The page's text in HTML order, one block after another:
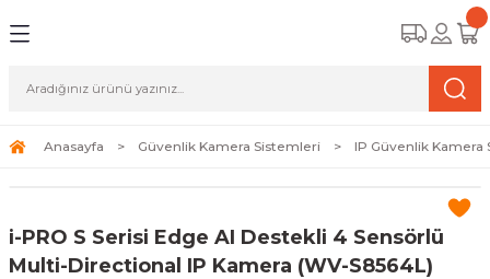
Sistemleri
Sistemleri (Network Kameraları)
ve Depolama Çözümleri
Güvenlik
Duvarı) Cihazları
Ağ Yönlendiricileri
ve Depolama Ürünleri
SSD
Anasayfa Güvenlik Kamera Sistemleri IP Güvenlik Kamera
i-PRO S Serisi Edge AI Destekli 4 Sensörlü
Multi-Directional IP Kamera (WV-S8564L)